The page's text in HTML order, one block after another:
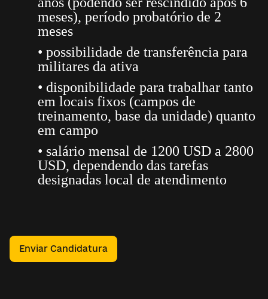
meses), período probatório de 2
meses
• possibilidade de transferência para
militares da ativa
• disponibilidade para trabalhar tanto
em locais fixos (campos de
treinamento, base da unidade) quanto
em campo
• salário mensal de 1200 USD a 2800
USD, dependendo das tarefas
designadas local de atendimento
Enviar Candidatura